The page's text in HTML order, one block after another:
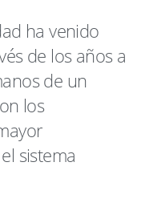
ha venido
de los años a
de un
los
sistema